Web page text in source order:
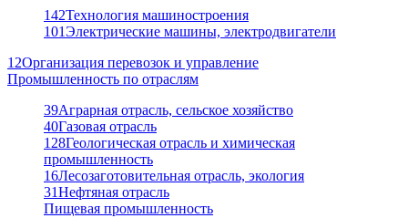
142Технология машиностроения
101Электрические машины, электродвигатели
12Организация перевозок и управление
Промышленность по отраслям
39Аграрная отрасль, сельское хозяйство
40Газовая отрасль
128Геологическая отрасль и химическая
промышленность
16Лесозаготовительная отрасль, экология
31Нефтяная отрасль
Пищевая промышленность